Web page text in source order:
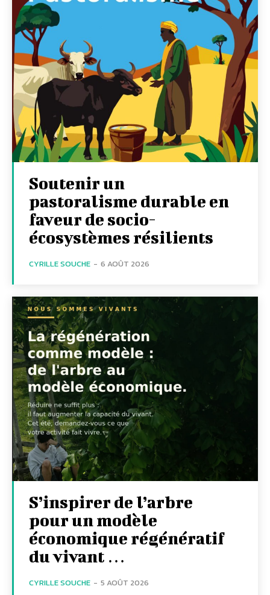
Soutenir un
pastoralisme durable en
faveur de socio-
écosystèmes résilients
CYRILLE SOUCHE - 6 AOÛT 2026
S’inspirer de l’arbre
pour un modèle
économique régénératif
du vivant …
CYRILLE SOUCHE - 5 AOÛT 2026